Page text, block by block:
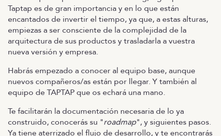
Taptap es de gran importancia y en lo que están
encantados de invertir el tiempo, ya que, a estas alturas,
empiezas a ser consciente de la complejidad de la
arquitectura de sus productos y trasladarla a vuestra
nueva versión y empresa.
Habrás empezado a conocer al equipo base, aunque
nuevos compañeros/as están por llegar. Y también al
equipo de TAPTAP que os echará una mano.
Te facilitarán la documentación necesaria de lo ya
construido, conocerás su "roadmap", y siguientes pasos.
Ya tiene aterrizado el flujo de desarrollo, y te encontrarás